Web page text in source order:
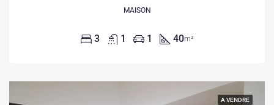
MAISON
3 1 1 40m²
A VENDRE